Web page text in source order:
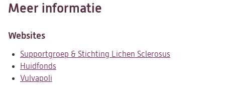
Meer informatie
Websites
Supportgroep & Stichting Lichen Sclerosus
Huidfonds
Vulvapoli